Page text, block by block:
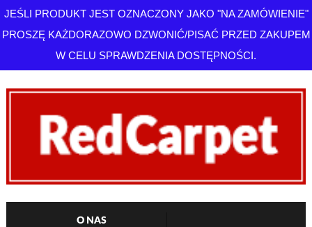
JEŚLI PRODUKT JEST OZNACZONY JAKO "NA ZAMÓWIENIE"
PROSZĘ KAŻDORAZOWO DZWONIĆ/PISAĆ PRZED ZAKUPEM
W CELU SPRAWDZENIA DOSTĘPNOŚCI.
O NAS